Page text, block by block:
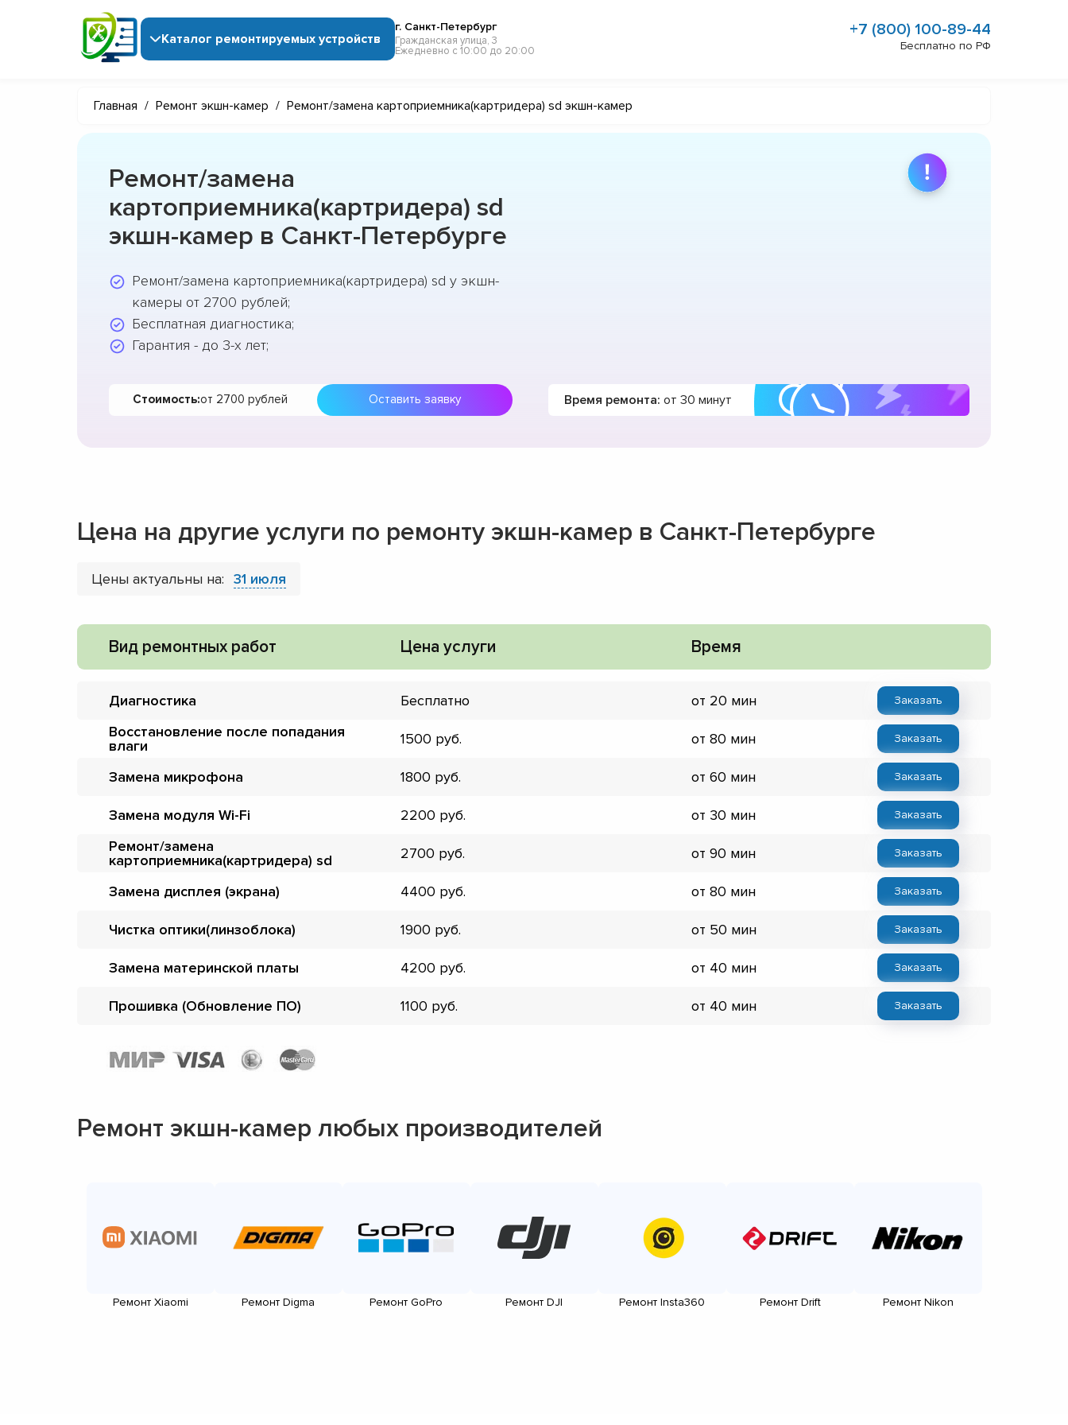
Каталог ремонтируемых устройств
г. Санкт-Петербург
Гражданская улица, 3
Ежедневно с 10:00 до 20:00
+7 (800) 100-89-44
Бесплатно по РФ
Главная / Ремонт экшн-камер / Ремонт/замена картоприемника(картридера) sd экшн-камер
Ремонт/замена
картоприемника(картридера) sd
экшн-камер в Санкт-Петербурге
Ремонт/замена картоприемника(картридера) sd у экшн-
камеры от 2700 рублей;
Бесплатная диагностика;
Гарантия - до 3-х лет;
Стоимость:от 2700 рублей Оставить заявку Время ремонта: от 30 минут
Цена на другие услуги по ремонту экшн-камер в Санкт-Петербурге
Цены актуальны на: 31 июля
Вид ремонтных работ Цена услуги Время
Диагностика Бесплатно от 20 мин Заказать
Восстановление после попадания
влаги
1500 от 80 мин Заказать
Замена микрофона 1800 от 60 мин Заказать
Замена модуля Wi-Fi 2200 от 30 мин Заказать
Ремонт/замена
картоприемника(картридера) sd
2700 от 90 мин Заказать
Замена дисплея (экрана) 4400 от 80 мин Заказать
Чистка оптики(линзоблока) 1900 от 50 мин Заказать
Замена материнской платы 4200 от 40 мин Заказать
Прошивка (Обновление ПО) 1100 от 40 мин Заказать
Ремонт экшн-камер любых производителей
Ремонт Xiaomi Ремонт Digma Ремонт GoPro Ремонт DJI Ремонт Insta360 Ремонт Drift Ремонт Nikon
▼
▼